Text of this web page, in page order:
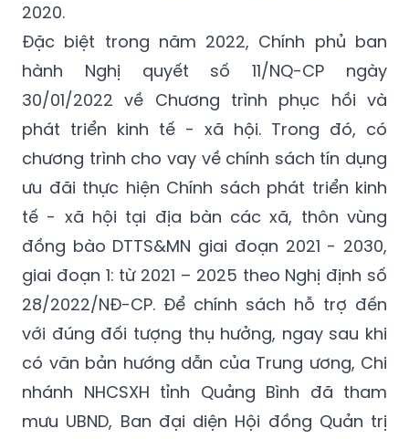
2020.
Đặc biệt trong năm 2022, Chính phủ ban
hành Nghị quyết số 11/NQ-CP ngày
30/01/2022 về Chương trình phục hồi và
phát triển kinh tế - xã hội. Trong đó, có
chương trình cho vay về chính sách tín dụng
ưu đãi thực hiện Chính sách phát triển kinh
tế - xã hội tại địa bàn các xã, thôn vùng
đồng bào DTTS&MN giai đoạn 2021 - 2030,
giai đoạn 1: từ 2021 – 2025 theo Nghị định số
28/2022/NĐ-CP. Để chính sách hỗ trợ đến
với đúng đối tượng thụ hưởng, ngay sau khi
có văn bản hướng dẫn của Trung ương, Chi
nhánh NHCSXH tỉnh Quảng Bình đã tham
mưu UBND, Ban đại diện Hội đồng Quản trị